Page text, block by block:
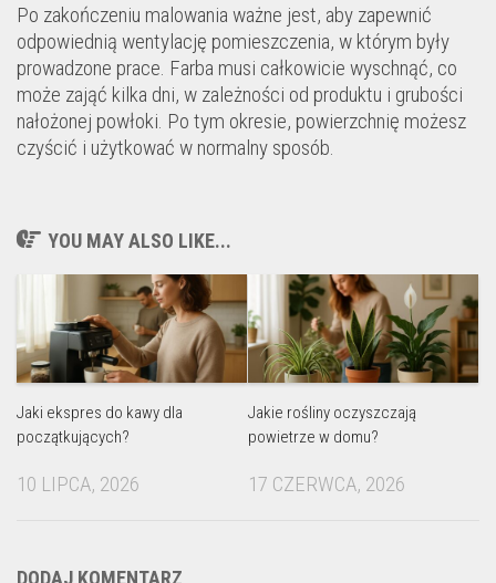
Po zakończeniu malowania ważne jest, aby zapewnić
odpowiednią wentylację pomieszczenia, w którym były
prowadzone prace. Farba musi całkowicie wyschnąć, co
może zająć kilka dni, w zależności od produktu i grubości
nałożonej powłoki. Po tym okresie, powierzchnię możesz
czyścić i użytkować w normalny sposób.
YOU MAY ALSO LIKE...
Jaki ekspres do kawy dla
początkujących?
10 LIPCA, 2026
Jakie rośliny oczyszczają
powietrze w domu?
17 CZERWCA, 2026
DODAJ KOMENTARZ